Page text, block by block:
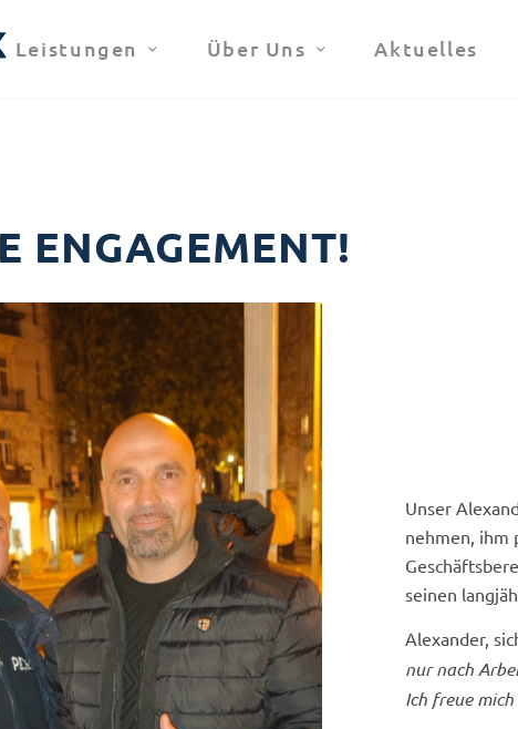
Leistungen Über Uns Aktuelles
ENGAGEMENT!
Unser
nehmen, ihm
seinen
Alexander,
nur nach
Ich freue